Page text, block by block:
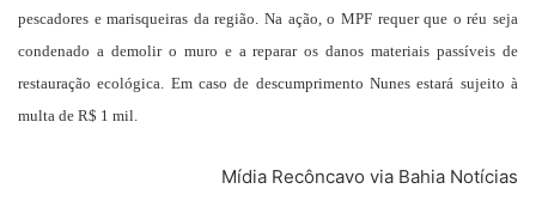
pescadores e marisqueiras da região. Na ação, o MPF requer que o réu seja
condenado a demolir o muro e a reparar os danos materiais passíveis de
restauração ecológica. Em caso de descumprimento Nunes estará sujeito à
multa de R$ 1 mil.
Mídia Recôncavo via Bahia Notícias